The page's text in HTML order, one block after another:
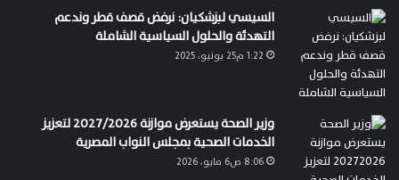
السيسي لبزشكيان: نرفض قصف قطر وندعم
التهدئة والحلول السياسية الشاملة
1:22 م25 يونيو، 2025
وزير الصحة يستعرض موازنة 2027/2026 لتعزيز
الخدمات الصحية بمجلس النواب المصرية
8:06 ص6 مايو، 2026